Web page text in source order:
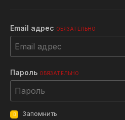
Email адрес ОБЯЗАТЕЛЬНО
Пароль ОБЯЗАТЕЛЬНО
Запомнить